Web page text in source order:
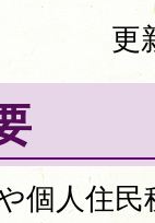
更
個人住